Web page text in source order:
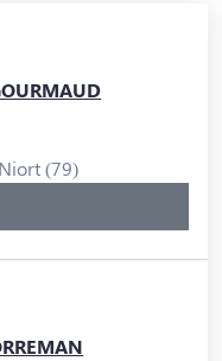
Niort (79)